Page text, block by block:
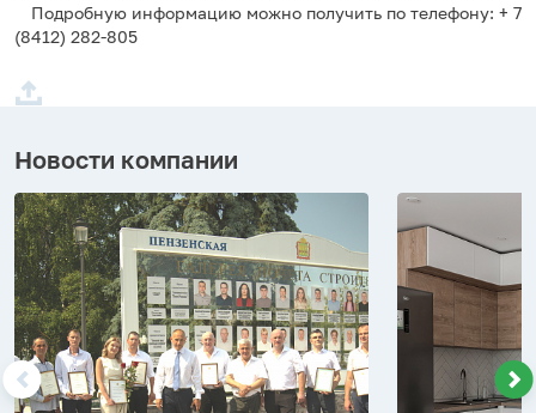
⠀ Подробную информацию можно получить по телефону: + 7
(8412) 282-805
Новости компании